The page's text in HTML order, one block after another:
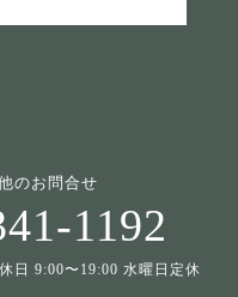
のお問合せ
1192
日 9:00〜19:00 水曜日定休